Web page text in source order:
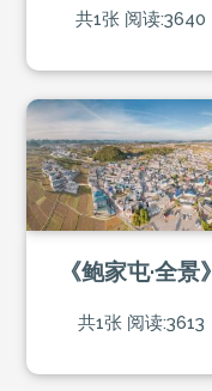
共1张 阅读:3640
《鲍家屯·全景》
共1张 阅读:3613